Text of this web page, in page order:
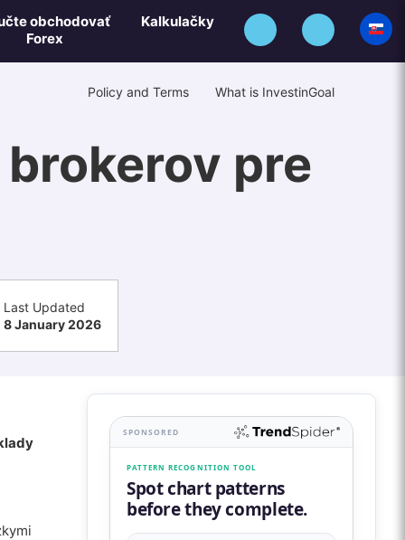
obchodovať
Forex
Kalkulačky
Policy and Terms What is InvestinGoal
pre
Last Updated
8 January 2026
SPONSORED
PATTERN RECOGNITION TOOL
Spot chart patterns
before they complete.